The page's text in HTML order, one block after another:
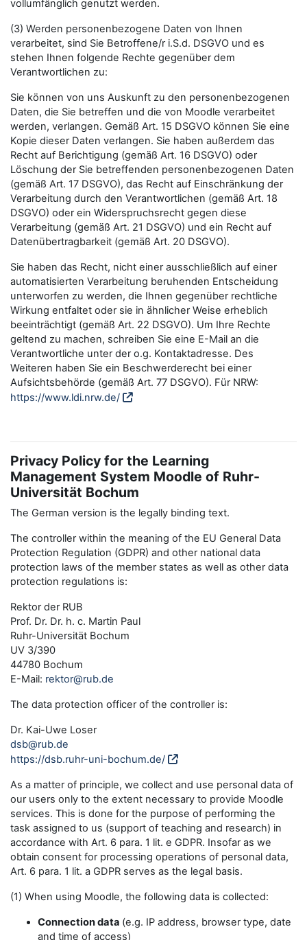
vollumfänglich genutzt werden.
(3) Werden personenbezogene Daten von Ihnen
verarbeitet, sind Sie Betroffene/r i.S.d. DSGVO und es
stehen Ihnen folgende Rechte gegenüber dem
Verantwortlichen zu:
Sie können von uns Auskunft zu den personenbezogenen
Daten, die Sie betreffen und die von Moodle verarbeitet
werden, verlangen. Gemäß Art. 15 DSGVO können Sie eine
Kopie dieser Daten verlangen. Sie haben außerdem das
Recht auf Berichtigung (gemäß Art. 16 DSGVO) oder
Löschung der Sie betreffenden personenbezogenen Daten
(gemäß Art. 17 DSGVO), das Recht auf Einschränkung der
Verarbeitung durch den Verantwortlichen (gemäß Art. 18
DSGVO) oder ein Widerspruchsrecht gegen diese
Verarbeitung (gemäß Art. 21 DSGVO) und ein Recht auf
Datenübertragbarkeit (gemäß Art. 20 DSGVO).
Sie haben das Recht, nicht einer ausschließlich auf einer
automatisierten Verarbeitung beruhenden Entscheidung
unterworfen zu werden, die Ihnen gegenüber rechtliche
Wirkung entfaltet oder sie in ähnlicher Weise erheblich
beeinträchtigt (gemäß Art. 22 DSGVO). Um Ihre Rechte
geltend zu machen, schreiben Sie eine E-Mail an die
Verantwortliche unter der o.g. Kontaktadresse. Des
Weiteren haben Sie ein Beschwerderecht bei einer
Aufsichtsbehörde (gemäß Art. 77 DSGVO). Für NRW:
https://www.ldi.nrw.de/
Privacy Policy for the Learning
Management System Moodle of Ruhr-
Universität Bochum
The German version is the legally binding text.
The controller within the meaning of the EU General Data
Protection Regulation (GDPR) and other national data
protection laws of the member states as well as other data
protection regulations is:
Rektor der RUB
Prof. Dr. Dr. h. c. Martin Paul
Ruhr-Universität Bochum
UV 3/390
44780 Bochum
E-Mail: rektor@rub.de
The data protection officer of the controller is:
Dr. Kai-Uwe Loser
dsb@rub.de
https://dsb.ruhr-uni-bochum.de/
As a matter of principle, we collect and use personal data of
our users only to the extent necessary to provide Moodle
services. This is done for the purpose of performing the
task assigned to us (support of teaching and research) in
accordance with Art. 6 para. 1 lit. e GDPR. Insofar as we
obtain consent for processing operations of personal data,
Art. 6 para. 1 lit. a GDPR serves as the legal basis.
(1) When using Moodle, the following data is collected:
Connection data (e.g. IP address, browser type, date
and time of access)